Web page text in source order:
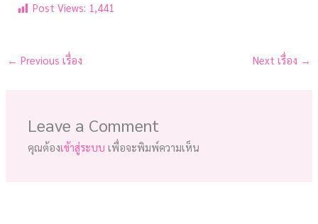
Post Views: 1,441
← Previous เรื่อง Next เรื่อง →
Leave a Comment
คุณต้องเข้าสู่ระบบ เพื่อจะพิมพ์ความเห็น